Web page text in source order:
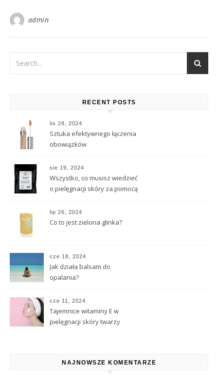
admin
RECENT POSTS
lis 28, 2024
Sztuka efektywnego łączenia
obowiązków
sie 19, 2024
Wszystko, co musisz wiedzieć
o pielęgnacji skóry za pomocą
lip 26, 2024
Co to jest zielona glinka?
cze 18, 2024
Jak działa balsam do
opalania?
cze 11, 2024
Tajemnice witaminy E w
pielęgnacji skóry twarzy
NAJNOWSZE KOMENTARZE